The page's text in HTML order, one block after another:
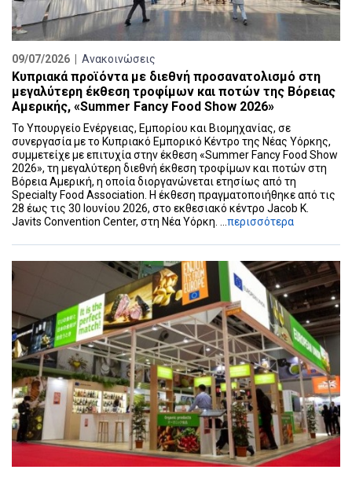
09/07/2026 | Ανακοινώσεις
Κυπριακά προϊόντα με διεθνή προσανατολισμό στη
μεγαλύτερη έκθεση τροφίμων και ποτών της Βόρειας
Αμερικής, «Summer Fancy Food Show 2026»
Το Υπουργείο Ενέργειας, Εμπορίου και Βιομηχανίας, σε
συνεργασία με το Κυπριακό Εμπορικό Κέντρο της Νέας Υόρκης,
συμμετείχε με επιτυχία στην έκθεση «Summer Fancy Food Show
2026», τη μεγαλύτερη διεθνή έκθεση τροφίμων και ποτών στη
Βόρεια Αμερική, η οποία διοργανώνεται ετησίως από τη
Specialty Food Association. Η έκθεση πραγματοποιήθηκε από τις
28 έως τις 30 Ιουνίου 2026, στο εκθεσιακό κέντρο Jacob K.
Javits Convention Center, στη Νέα Υόρκη. ...περισσότερα